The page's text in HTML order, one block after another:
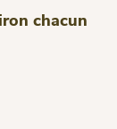
chacun